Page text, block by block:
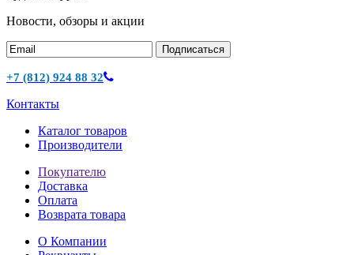
Новости, обзоры и акции
Подписаться
+7 (812) 924 88 32
Контакты
Каталог товаров
Производители
Покупателю
Доставка
Оплата
Возврата товара
О Компании